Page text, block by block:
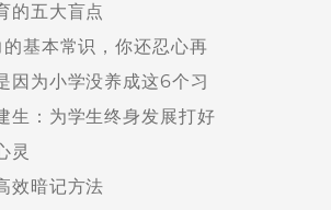
的五大盲点
基本常识，你还忍心再
因为小学没养成这6个习
生：为学生终身发展打好
灵
效暗记方法